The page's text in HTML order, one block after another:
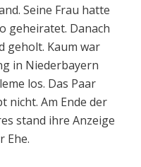
Seine Frau hatte
geheiratet. Danach
geholt. Kaum war
in Niederbayern
los. Das Paar
nicht. Am Ende der
stand ihre Anzeige
Ehe.